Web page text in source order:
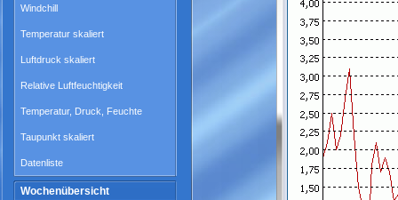
Windchill
Temperatur skaliert
Luftdruck skaliert
Relative Luftfeuchtigkeit
Temperatur, Druck, Feuchte
Taupunkt skaliert
Datenliste
Wochenübersicht